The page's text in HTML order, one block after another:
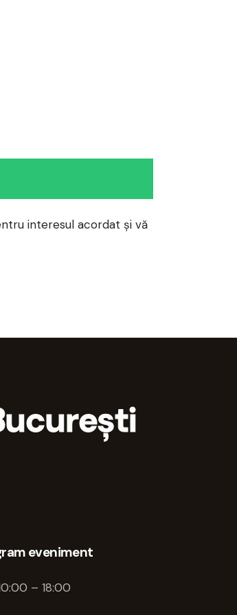
interesul acordat și vă
eveniment
– 18:00